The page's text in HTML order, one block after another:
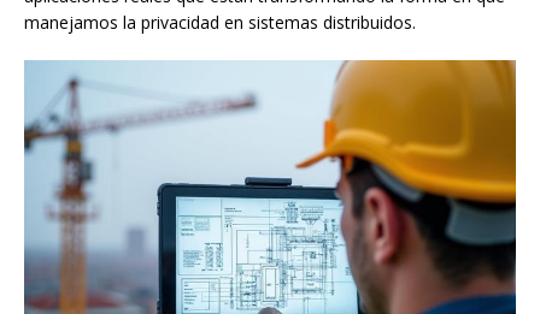
manejamos la privacidad en sistemas distribuidos.